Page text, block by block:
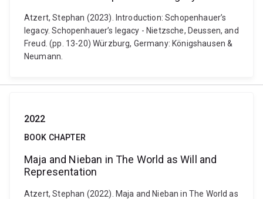
Atzert, Stephan (2023). Introduction: Schopenhauer’s
legacy. Schopenhauer’s legacy - Nietzsche, Deussen, and
Freud. (pp. 13-20) Würzburg, Germany: Königshausen &
Neumann.
2022
BOOK CHAPTER
Maja and Nieban in The World as Will and
Representation
Atzert, Stephan (2022). Maja and Nieban in The World as